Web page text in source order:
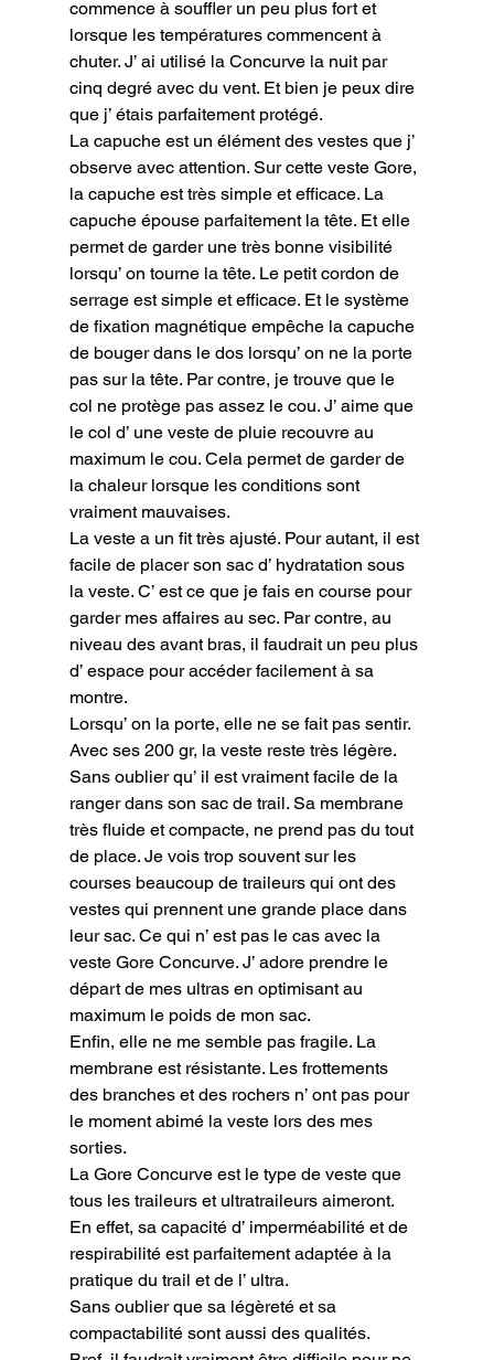
commence à souffler un peu plus fort et
lorsque les températures commencent à
chuter. J’ ai utilisé la Concurve la nuit par
cinq degré avec du vent. Et bien je peux dire
que j’ étais parfaitement protégé.
La capuche est un élément des vestes que j’
observe avec attention. Sur cette veste Gore,
la capuche est très simple et efficace. La
capuche épouse parfaitement la tête. Et elle
permet de garder une très bonne visibilité
lorsqu’ on tourne la tête. Le petit cordon de
serrage est simple et efficace. Et le système
de fixation magnétique empêche la capuche
de bouger dans le dos lorsqu’ on ne la porte
pas sur la tête. Par contre, je trouve que le
col ne protège pas assez le cou. J’ aime que
le col d’ une veste de pluie recouvre au
maximum le cou. Cela permet de garder de
la chaleur lorsque les conditions sont
vraiment mauvaises.
La veste a un fit très ajusté. Pour autant, il est
facile de placer son sac d’ hydratation sous
la veste. C’ est ce que je fais en course pour
garder mes affaires au sec. Par contre, au
niveau des avant bras, il faudrait un peu plus
d’ espace pour accéder facilement à sa
montre.
Lorsqu’ on la porte, elle ne se fait pas sentir.
Avec ses 200 gr, la veste reste très légère.
Sans oublier qu’ il est vraiment facile de la
ranger dans son sac de trail. Sa membrane
très fluide et compacte, ne prend pas du tout
de place. Je vois trop souvent sur les
courses beaucoup de traileurs qui ont des
vestes qui prennent une grande place dans
leur sac. Ce qui n’ est pas le cas avec la
veste Gore Concurve. J’ adore prendre le
départ de mes ultras en optimisant au
maximum le poids de mon sac.
Enfin, elle ne me semble pas fragile. La
membrane est résistante. Les frottements
des branches et des rochers n’ ont pas pour
le moment abimé la veste lors des mes
sorties.
La Gore Concurve est le type de veste que
tous les traileurs et ultratraileurs aimeront.
En effet, sa capacité d’ imperméabilité et de
respirabilité est parfaitement adaptée à la
pratique du trail et de l’ ultra.
Sans oublier que sa légèreté et sa
compactabilité sont aussi des qualités.